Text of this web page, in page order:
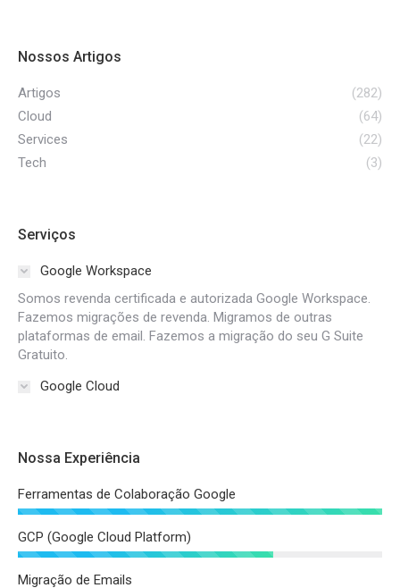
Nossos Artigos
Artigos
(282)
Cloud
(64)
Services
(22)
Tech
(3)
Serviços
Google Workspace
Somos revenda certificada e autorizada Google Workspace.
Fazemos migrações de revenda. Migramos de outras
plataformas de email. Fazemos a migração do seu G Suite
Gratuito.
Google Cloud
Nossa Experiência
Ferramentas de Colaboração Google
GCP (Google Cloud Platform)
Migração de Emails